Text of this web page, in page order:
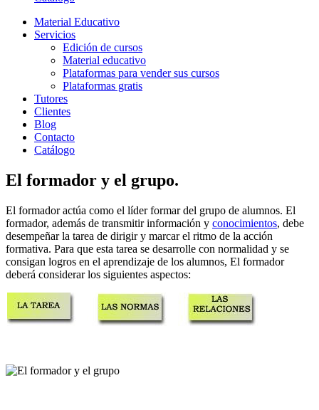
Material Educativo
Servicios
Edición de cursos
Material educativo
Plataformas para vender sus cursos
Plataformas gratis
Tutores
Clientes
Blog
Contacto
Catálogo
El formador y el grupo.
El formador actúa como el líder formar del grupo de alumnos. El
formador, además de transmitir información y conocimientos, debe
desempeñar la tarea de dirigir y marcar el ritmo de la acción
formativa. Para que esta tarea se desarrolle con normalidad y se
consigan logros en el aprendizaje de los alumnos, El formador
deberá considerar los siguientes aspectos: